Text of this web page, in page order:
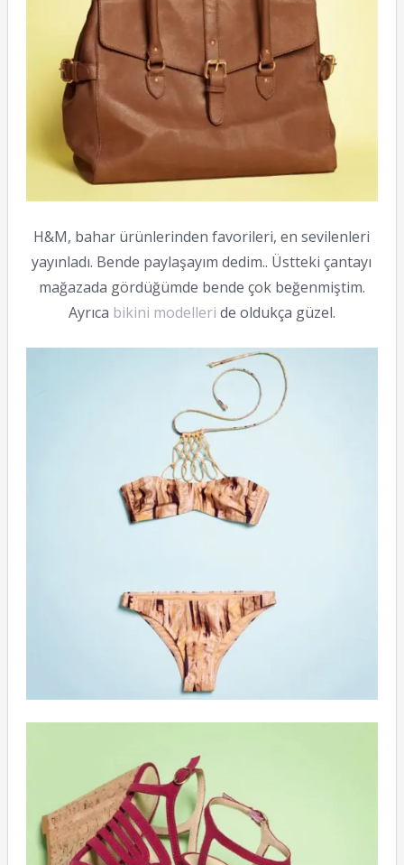
H&M, bahar ürünlerinden favorileri, en sevilenleri
yayınladı. Bende paylaşayım dedim.. Üstteki çantayı
mağazada gördüğümde bende çok beğenmiştim.
Ayrıca bikini modelleri de oldukça güzel.